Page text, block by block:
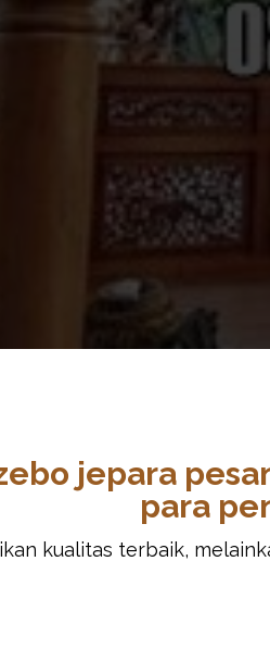
jepara
para
kualitas terbaik,